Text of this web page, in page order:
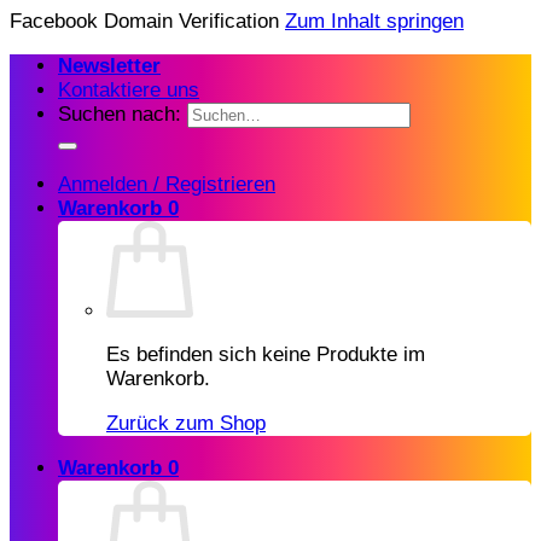
Facebook Domain Verification Zum Inhalt springen
Newsletter
Kontaktiere uns
Suchen nach:
Anmelden / Registrieren
Warenkorb 0
Es befinden sich keine Produkte im
Warenkorb.
Zurück zum Shop
Warenkorb 0